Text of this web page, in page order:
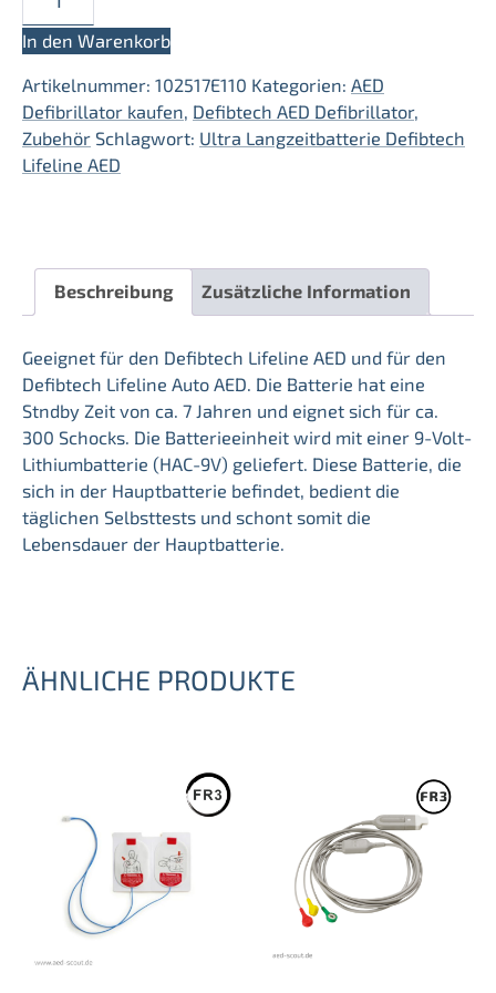
Ultra
Menge
In den Warenkorb
Artikelnummer: 102517E110 Kategorien: AED
Defibrillator kaufen, Defibtech AED Defibrillator,
Zubehör Schlagwort: Ultra Langzeitbatterie Defibtech
Lifeline AED
Beschreibung Zusätzliche Information
Geeignet für den Defibtech Lifeline AED und für den
Defibtech Lifeline Auto AED. Die Batterie hat eine
Stndby Zeit von ca. 7 Jahren und eignet sich für ca.
300 Schocks. Die Batterieeinheit wird mit einer 9-Volt-
Lithiumbatterie (HAC-9V) geliefert. Diese Batterie, die
sich in der Hauptbatterie befindet, bedient die
täglichen Selbsttests und schont somit die
Lebensdauer der Hauptbatterie.
ÄHNLICHE PRODUKTE